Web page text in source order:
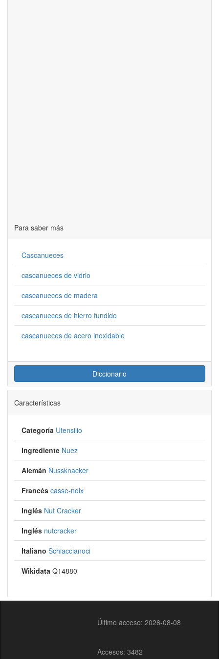
Para saber más
Cascanueces
cascanueces de vidrio
cascanueces de madera
cascanueces de hierro fundido
cascanueces de acero inoxidable
Diccionario
Características
Categoría Utensilio
Ingrediente Nuez
Alemán Nussknacker
Francés casse-noix
Inglés Nut Cracker
Inglés nutcracker
Italiano Schiaccianoci
Wikidata Q14880
Último acceso: 2026-08-08
Accesos: 3482